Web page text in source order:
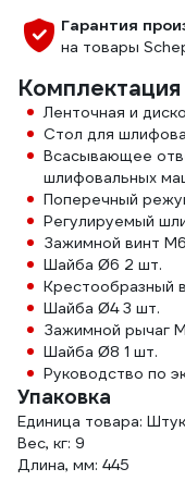
Гарантия
на товары
Комплектация
Ленточная и
Стол для
Всасывающее
шлифовальных
Поперечный
Регулируемый
Зажимной винт
Шайба Ø6 2 шт.
Крестообразный
Шайба Ø4 3 шт.
Зажимной рычаг
Шайба Ø8 1 шт.
Руководство по
Упаковка
Единица товара:
Вес, кг: 9
Длина, мм: 445